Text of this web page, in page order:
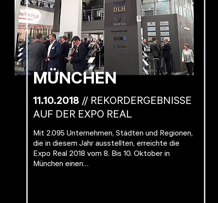
MÜNCHEN
11.10.2018 // REKORDERGEBNISSE
AUF DER EXPO REAL
Mit 2.095 Unternehmen, Städten und Regionen,
die in diesem Jahr ausstellten, erreichte die
Expo Real 2018 vom 8. Bis 10. Oktober in
München einen…